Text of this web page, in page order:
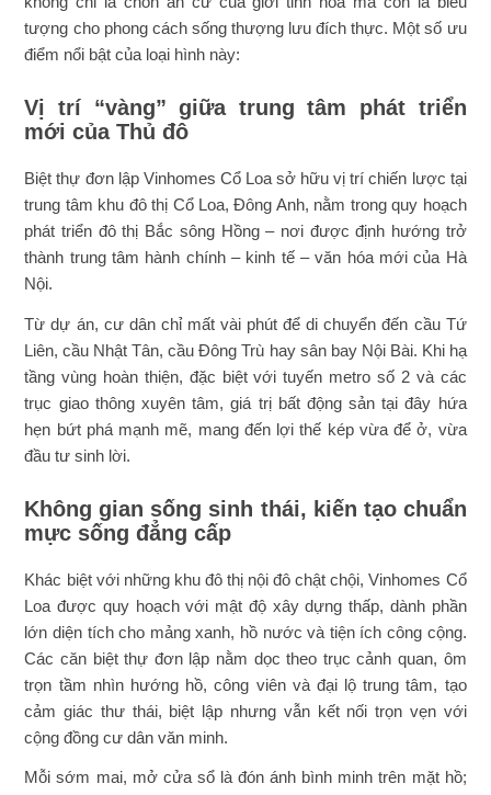
tượng cho phong cách sống thượng lưu đích thực. Một số ưu
điểm nổi bật của loại hình này:
Vị trí “vàng” giữa trung tâm phát triển
mới của Thủ đô
Biệt thự đơn lập Vinhomes Cổ Loa sở hữu vị trí chiến lược tại
trung tâm khu đô thị Cổ Loa, Đông Anh, nằm trong quy hoạch
phát triển đô thị Bắc sông Hồng – nơi được định hướng trở
thành trung tâm hành chính – kinh tế – văn hóa mới của Hà
Nội.
Từ dự án, cư dân chỉ mất vài phút để di chuyển đến cầu Tứ
Liên, cầu Nhật Tân, cầu Đông Trù hay sân bay Nội Bài. Khi hạ
tầng vùng hoàn thiện, đặc biệt với tuyến metro số 2 và các
trục giao thông xuyên tâm, giá trị bất động sản tại đây hứa
hẹn bứt phá mạnh mẽ, mang đến lợi thế kép vừa để ở, vừa
đầu tư sinh lời.
Không gian sống sinh thái, kiến tạo chuẩn
mực sống đẳng cấp
Khác biệt với những khu đô thị nội đô chật chội, Vinhomes Cổ
Loa được quy hoạch với mật độ xây dựng thấp, dành phần
lớn diện tích cho mảng xanh, hồ nước và tiện ích công cộng.
Các căn biệt thự đơn lập nằm dọc theo trục cảnh quan, ôm
trọn tầm nhìn hướng hồ, công viên và đại lộ trung tâm, tạo
cảm giác thư thái, biệt lập nhưng vẫn kết nối trọn vẹn với
cộng đồng cư dân văn minh.
Mỗi sớm mai, mở cửa sổ là đón ánh bình minh trên mặt hồ;